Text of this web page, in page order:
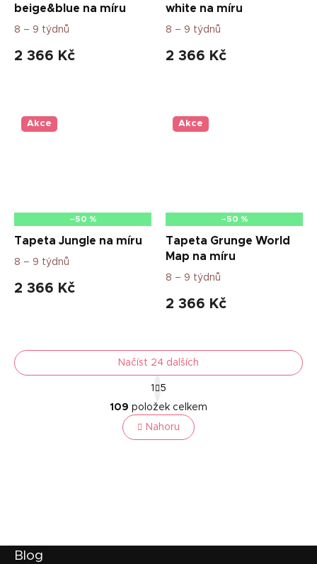
beige&blue na míru
8 – 9 týdnů
2 366 Kč
white na míru
8 – 9 týdnů
2 366 Kč
Akce
–50 %
Tapeta Jungle na míru
8 – 9 týdnů
2 366 Kč
Akce
–50 %
Tapeta Grunge World
Map na míru
8 – 9 týdnů
2 366 Kč
O
v
l
á
k
Načíst 24 dalších
t
r
á
n
k
1
5
109 položek celkem
Nahoru
Blog